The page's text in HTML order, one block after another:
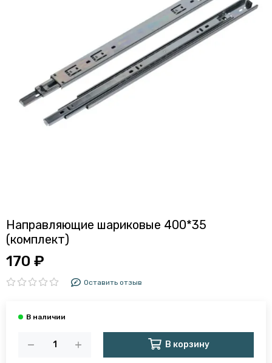
Направляющие шариковые 400*35
(комплект)
170 ₽
Оставить отзыв
В корзину